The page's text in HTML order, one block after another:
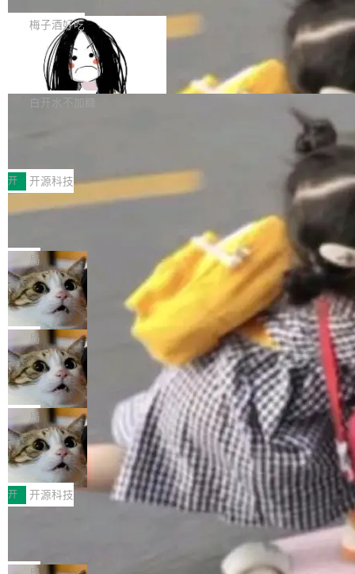
提交的编辑请求也长期处于待处理状态。 Groki
pedia 于去年底上线，定位为由人工智能生成内
容的百科平台，被马斯克视为传统众包百科网站
维基百科的替代方案。Lawfare 调查发现，无论
热门页面还是低关注度页面，均未出现近期更
是这样的：配 MessageSource 的 Bean、写 R
eloadableResourceBundleMessageSource、
声明 LocaleResolver、注册 LocaleChangeInt
erceptor…五六步之后才能看到第一行翻译文
本。 Solon 换了个方式。整个 i18n 模块围绕三
梅子酒好吃
Apache Doris 4.1 全面增强 Iceberg：
支持 UPDATE、MERGE INTO 与 Iceb
erg V3
Apache Doris 4.1 要补齐的，正是缺失的那一
半。在已有查询能力的基础上，Doris 进一步支
常维护操作，并完整支持 Iceberg V3 格式。
白开水不加糖
村国家自主创新示范区会议中心开幕。本届大会
由中关村智联软件服务业质量创新联盟主办，以
“智构可信·质创未来——AI原生时代的质量新范
式”为主题，直面AI从实验室走向规模化产业落地
的核心质量命题。会上，《2026智能研发生产力
工具选型手册》发布，Testin云测的Testin XAge
nt智能测试系统入选AI测试领域代表产品。对CI
O而言，这提示了一个转变：AI测试正在从效率
工具升级为企业的质量基础设施。 CIO面对的新
现实 过去两年，CIO们的焦虑清单上多了两项：
一是如何让大模型和智能体应用安全地从PoC走
向生产，二是如何让测试团队跟得上AI应用...
开 开源科技
让非法状态不可表示：一篇关于 ADT
有一种东西，一旦用过就回不去了。Alex Fedos
eev 管它叫"软件设计的基石"。 他说的东西不新
鲜——代数数据类型（ADT），尤其是和类型
（sum type）。但他说清楚了一件事：这不是类
型系统的学术体操，是日常编码的思维方式。 文
章从一个简单的例子切入。一个网站的深色主题
设置，如果用布尔值 + 可空字段来表示——bool
ean 表示是否可切换，nullable 的默认模式、浅
色方案、深色方案——会产生大量无意义的组
合。方案缺了、配置冲突了、全 null 了。要知道
哪些组合有效，作者说，你得靠"文档、校验、或
者部落知识"。 换个写法。Rust 的 enum，两个
变体：Switchable...
局
Cloudflare 开源内部企业 AI 平台 Clou
dflare OS
Cloudflare 发布了一个开源项目 Cloudflare O
S。如果你只看官方博客，你会觉得这是又一
个"AI 知识库 + 聊天机器人"——每个大厂都在
做，没什么新鲜的。 但 Kenton Varda 在 Twitte
r 上把事情说清楚了： 今天我们发布了 Cloudfla
re OS，一个带连接器的聊天机器人，跟其他所
有科技公司做的一样。只不过，实际上它不一
样。这是 Sandstorm.io 的重制版，我十年前的
那个创业公司。不同的是，这次它构建在 Cloudf
lare Workers 上——我花了九年时间搭建的平台
——并且深度集成了 AI。这基本上是我十年秘密
局
Deno 团队开源 Celld，可自托管的分
布式 Durable Objects
Ryan Dahl 领导的 Deno 团队推出了最新开源项
目 Celld，一个能在自己机器上运行 Cloudflare
Workers 和 Durable Objects 的守护进程。 设
计思路很直接：每个对象是一个独立的 SQLite
数据库，按名称寻址，复制到你自己的 S3 兼容
存储库里。节点之间只通过这个存储库协调——
没有控制平面，没有共识协议。每个对象自带一
个小型数据库，应用天然按分片构建，单个数据
库的竞争和爆炸半径问题在设计层面就被消除
了。 闲置的 cell 会休眠到几乎不占资源。当 cel
局
鲁大师7月新机性能/流畅/AI榜：vivo夺
性能、流畅双第一，三星Galaxy Z系列
新折叠缺席
2026年7月的手机市场，由于存储等硬件成本暴
增，手机厂商的日子也不好过啊，新机速度明显
放缓，因此硝烟味淡了许多。新机参数规格除开
Fold8 / Z Flip8）外，其余要么是中低端机器，
例如iQOO Z11i、REDMI Note 17、REDMI No
开 开源科技
Zed 编辑器团队发布了新项目——DeltaDB，一
个在 git commit 之间记录每一次编辑操作的版